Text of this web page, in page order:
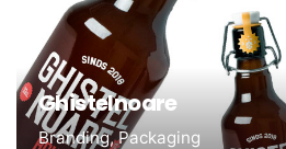
Ghistelnoare
Branding Packaging